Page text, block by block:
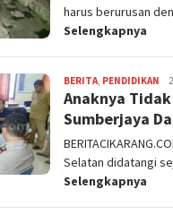
harus berurusan
Selengkapnya
BERITA, PENDIDIKAN
Anaknya
Sumberjaya
Selatan didatangi
Selengkapnya